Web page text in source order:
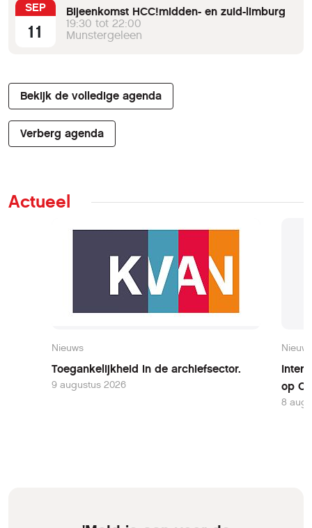
SEP
11
Bijeenkomst HCC!midden- en zuid-limburg
19:30 tot 22:00
Munstergeleen
Bekijk de volledige agenda
Verberg agenda
Actueel
Nieuws
Toegankelijkheid in de archiefsector.
9 augustus 2026
op
8